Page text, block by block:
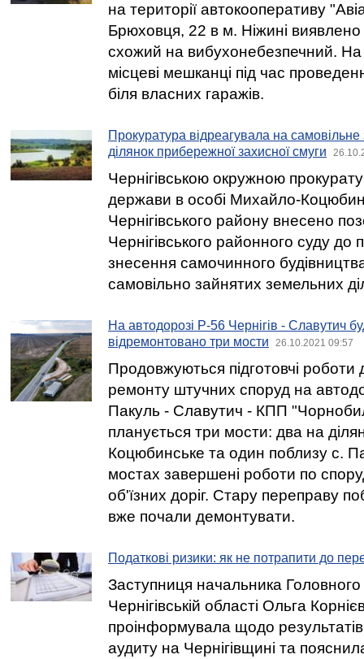
на території автокооперативу
Брюховця, 22 в м. Ніжині
схожий на вибухонебезпечний.
місцеві мешканці під час
біля власних гаражів.
Прокуратура відреагувала на
ділянок прибережної захисної смуги
Чернігівською окружною
держави в особі Михайло-
Чернігівського району внесено
Чернігівського районного суду до
знесення самочинного
самовільно зайнятих земельних
На автодорозі Р-56 Чернігів - Славутич
відремонтовано три мости
26.10.2021 09:57
Продовжуються підготовчі роботи
ремонту штучних споруд на
Пакуль - Славутич - КПП
планується три мости: два на
Коцюбинське та один поблизу с.
мостах завершені роботи по
об'їзних доріг. Стару переправу
вже почали демонтувати.
Податкові ризики: як не потрапити до
Заступниця начальника
Чернігівській області Ольга
проінформувала щодо
аудиту на Чернігівщині та